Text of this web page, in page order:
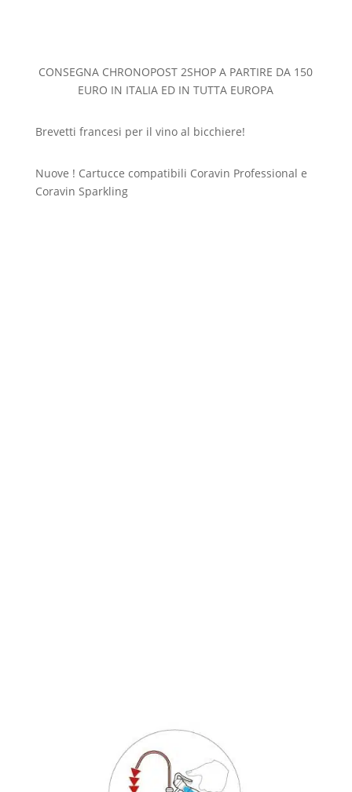
CONSEGNA CHRONOPOST 2SHOP A PARTIRE DA 150
EURO IN ITALIA ED IN TUTTA EUROPA
Brevetti francesi per il vino al bicchiere!
Nuove ! Cartucce compatibili Coravin Professional e
Coravin Sparkling